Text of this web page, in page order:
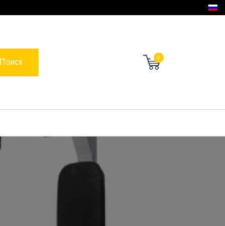
Поиск
0